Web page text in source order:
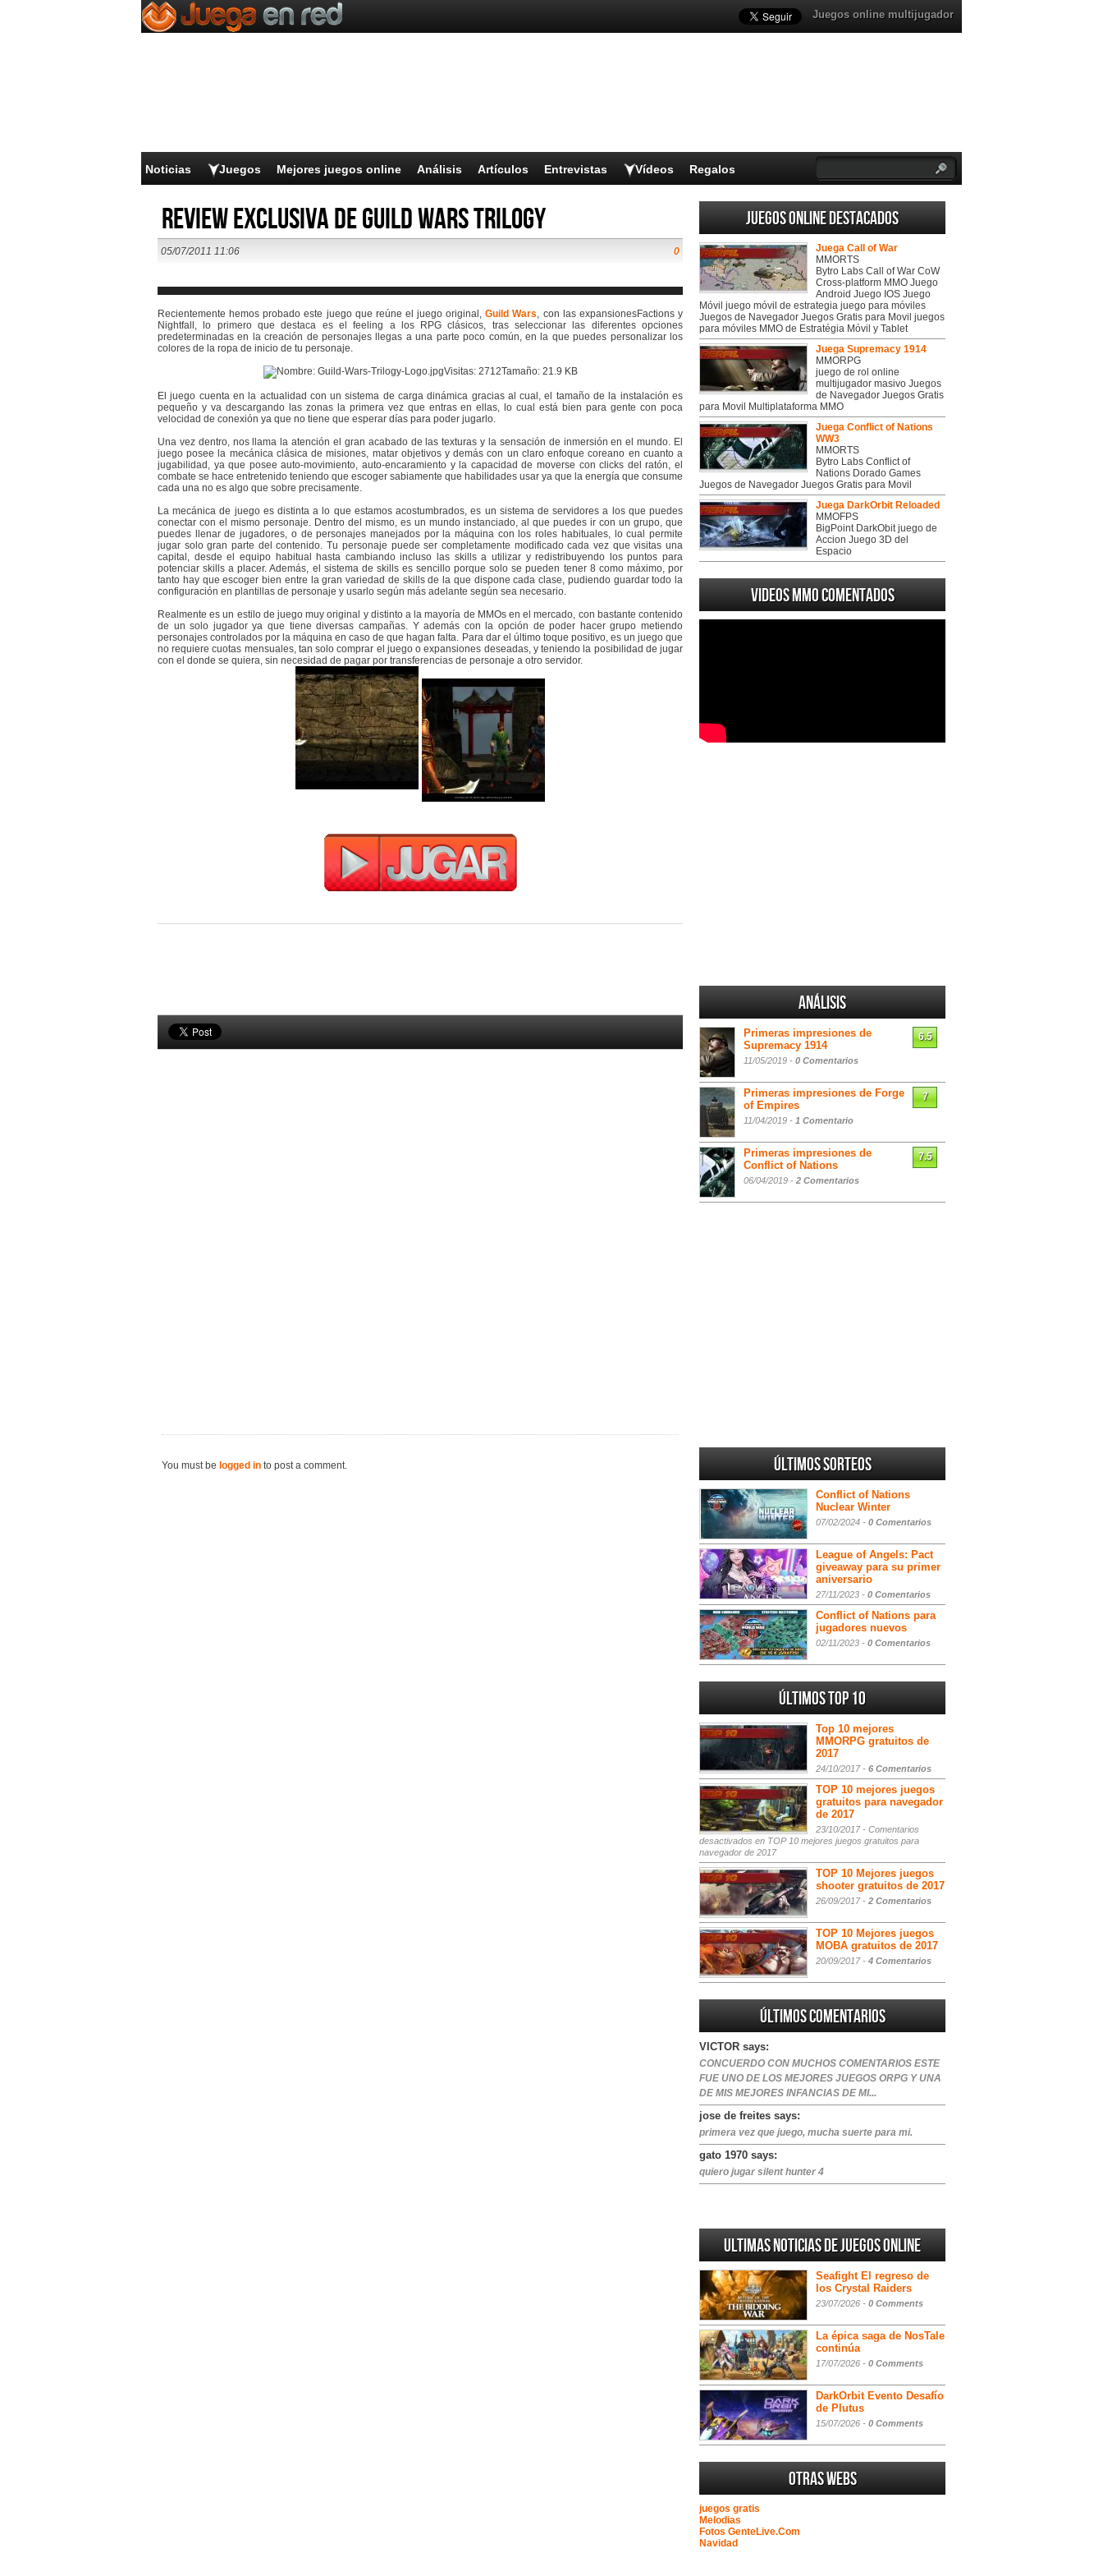
Juegos online multijugador
Noticias Juegos Mejores juegos online Análisis Artículos Entrevistas Vídeos Regalos
Review exclusiva de Guild Wars Trilogy
05/07/2011 11:06 0
Recientemente hemos probado este juego que reúne el juego original,Guild Wars, con las expansionesFactions y
Nightfall, lo primero que destaca es el feeling a los RPG clásicos, tras seleccionar las diferentes opciones
predeterminadas en la creación de personajes llegas a una parte poco común, en la que puedes personalizar los
colores de la ropa de inicio de tu personaje.
El juego cuenta en la actualidad con un sistema de carga dinámica gracias al cual, el tamaño de la instalación es
pequeño y va descargando las zonas la primera vez que entras en ellas, lo cual está bien para gente con poca
velocidad de conexión ya que no tiene que esperar días para poder jugarlo.
Una vez dentro, nos llama la atención el gran acabado de las texturas y la sensación de inmersión en el mundo. El
juego posee la mecánica clásica de misiones, matar objetivos y demás con un claro enfoque coreano en cuanto a
jugabilidad, ya que posee auto-movimiento, auto-encaramiento y la capacidad de moverse con clicks del ratón, el
combate se hace entretenido teniendo que escoger sabiamente que habilidades usar ya que la energía que consume
cada una no es algo que sobre precisamente.
La mecánica de juego es distinta a lo que estamos acostumbrados, es un sistema de servidores a los que puedes
conectar con el mismo personaje. Dentro del mismo, es un mundo instanciado, al que puedes ir con un grupo, que
puedes llenar de jugadores, o de personajes manejados por la máquina con los roles habituales, lo cual permite
jugar solo gran parte del contenido. Tu personaje puede ser completamente modificado cada vez que visitas una
capital, desde el equipo habitual hasta cambiando incluso las skills a utilizar y redistribuyendo los puntos para
potenciar skills a placer. Además, el sistema de skills es sencillo porque solo se pueden tener 8 como máximo, por
tanto hay que escoger bien entre la gran variedad de skills de la que dispone cada clase, pudiendo guardar todo la
configuración en plantillas de personaje y usarlo según más adelante según sea necesario.
Realmente es un estilo de juego muy original y distinto a la mayoría de MMOs en el mercado, con bastante contenido
de un solo jugador ya que tiene diversas campañas. Y además con la opción de poder hacer grupo metiendo
personajes controlados por la máquina en caso de que hagan falta. Para dar el último toque positivo, es un juego que
no requiere cuotas mensuales, tan solo comprar el juego o expansiones deseadas, y teniendo la posibilidad de jugar
con el donde se quiera, sin necesidad de pagar por transferencias de personaje a otro servidor.
You must be logged in to post a comment.
Juegos online destacados
Juega Call of War
MMORTS
Bytro Labs Call of War CoW
Cross-platform MMO Juego
Android Juego IOS Juego
Móvil juego móvil de estrategia juego para móviles
Juegos de Navegador Juegos Gratis para Movil juegos
para móviles MMO de Estratégia Móvil y Tablet
Juega Supremacy 1914
MMORPG
juego de rol online
multijugador masivo Juegos
de Navegador Juegos Gratis
para Movil Multiplataforma MMO
Juega Conflict of Nations
WW3
MMORTS
Bytro Labs Conflict of
Nations Dorado Games
Juegos de Navegador Juegos Gratis para Movil
Juega DarkOrbit Reloaded
MMOFPS
BigPoint DarkObit juego de
Accion Juego 3D del
Espacio
Videos MMO Comentados
Análisis
Primeras impresiones de
Supremacy 1914
11/05/2019 - 0 Comentarios
6.5
Primeras impresiones de Forge
of Empires
11/04/2019 - 1 Comentario
7
Primeras impresiones de
Conflict of Nations
06/04/2019 - 2 Comentarios
7.5
Últimos sorteos
Conflict of Nations
Nuclear Winter
07/02/2024 - 0 Comentarios
League of Angels: Pact
giveaway para su primer
aniversario
27/11/2023 - 0 Comentarios
Conflict of Nations para
jugadores nuevos
02/11/2023 - 0 Comentarios
Últimos Top 10
Top 10 mejores
MMORPG gratuitos de
2017
24/10/2017 - 6 Comentarios
TOP 10 mejores juegos
gratuitos para navegador
de 2017
23/10/2017 - Comentarios
desactivados en TOP 10 mejores juegos gratuitos para
navegador de 2017
TOP 10 Mejores juegos
shooter gratuitos de 2017
26/09/2017 - 2 Comentarios
TOP 10 Mejores juegos
MOBA gratuitos de 2017
20/09/2017 - 4 Comentarios
Últimos comentarios
VICTOR says:
CONCUERDO CON MUCHOS COMENTARIOS ESTE
FUE UNO DE LOS MEJORES JUEGOS ORPG Y UNA
DE MIS MEJORES INFANCIAS DE MI...
jose de freites says:
primera vez que juego, mucha suerte para mi.
gato 1970 says:
quiero jugar silent hunter 4
Ultimas noticias de juegos online
Seafight El regreso de
los Crystal Raiders
23/07/2026 - 0 Comments
La épica saga de NosTale
continúa
17/07/2026 - 0 Comments
DarkOrbit Evento Desafío
de Plutus
15/07/2026 - 0 Comments
Otras webs
juegos gratis
Melodias
Fotos GenteLive.Com
Navidad